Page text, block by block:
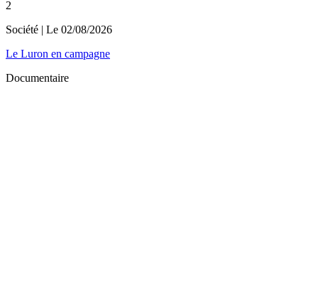
2
Société | Le 02/08/2026
Le Luron en campagne
Documentaire